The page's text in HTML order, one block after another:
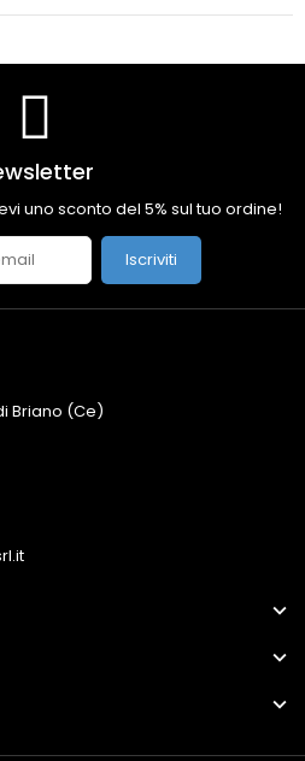
uno sconto del 5% sul tuo ordine!
Iscriviti
Briano (Ce)